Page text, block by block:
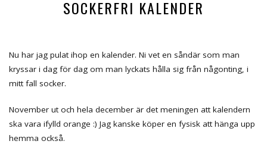
SOCKERFRI KALENDER
Nu har jag pulat ihop en kalender. Ni vet en såndär som man
kryssar i dag för dag om man lyckats hålla sig från någonting, i
mitt fall socker.
November ut och hela december är det meningen att kalendern
ska vara ifylld orange :) Jag kanske köper en fysisk att hänga upp
hemma också.